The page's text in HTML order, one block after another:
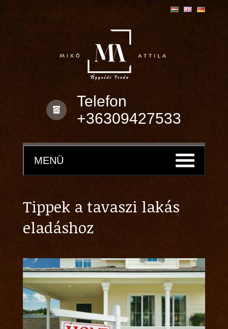
Telefon
+36309427533
MENÜ
Tippek a tavaszi lakás
eladáshoz